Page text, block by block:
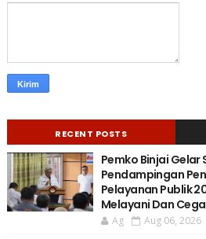
RECENT POSTS
Pemko Binjai Gelar
Pendampingan
Pelayanan Publik
Melayani Dan
Ag Aug 06, 2026